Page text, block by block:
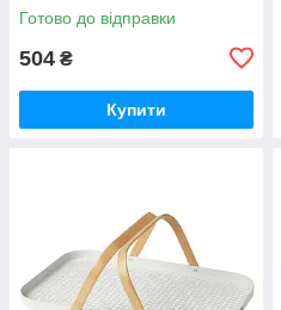
Готово до відправки
504 ₴
Купити